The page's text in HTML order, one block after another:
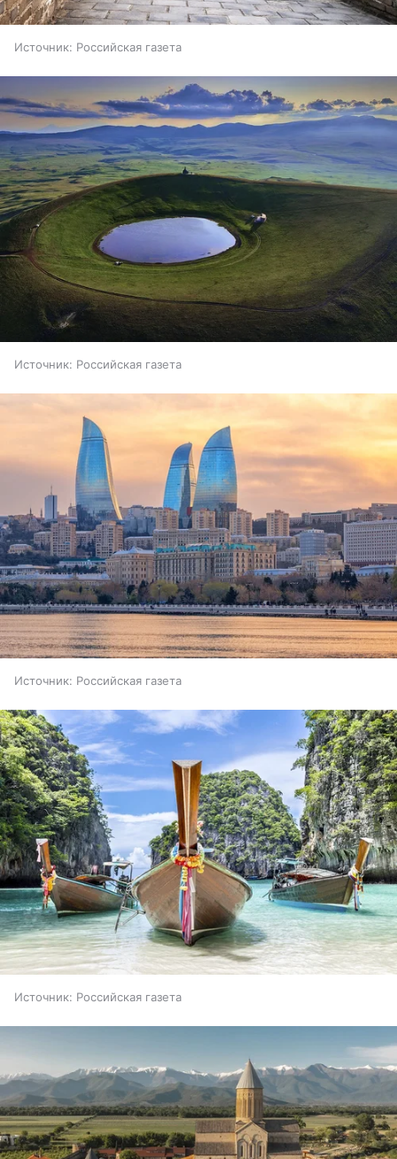
Источник: Российская газета
Источник: Российская газета
Источник: Российская газета
Источник: Российская газета